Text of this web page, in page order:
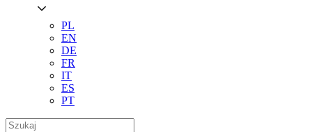
PL
EN
DE
FR
IT
ES
PT